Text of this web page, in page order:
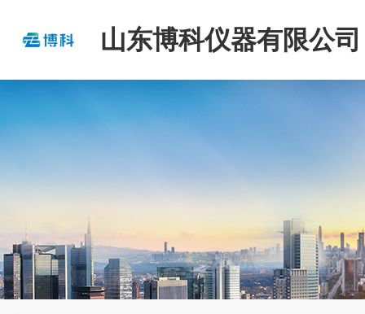
山东博科仪器有限公司